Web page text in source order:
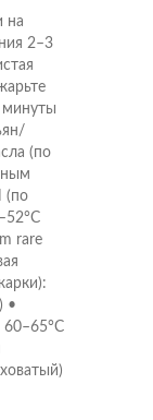
на
2–3
(по
(по
rare
•